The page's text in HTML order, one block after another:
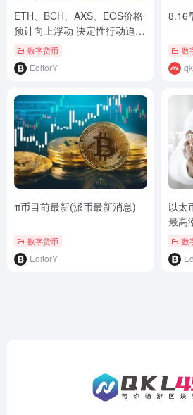
ETH、BCH、AXS、EOS价格
预计向上浮动 决定性行动迫在
眉睫数字货币
EditorY
8.16
数
π币目前最新(派币最新消息)
数字货币
EditorY
以太
最高
数